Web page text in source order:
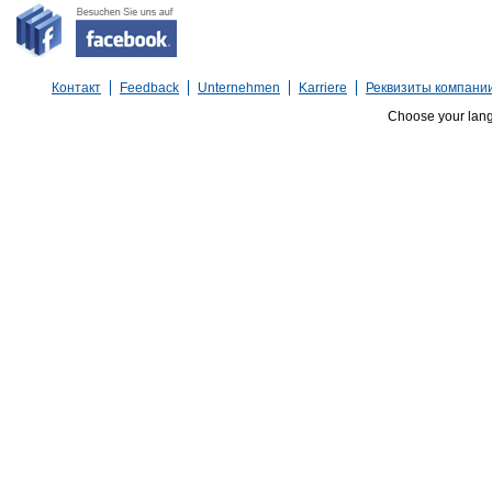
Контакт Feedback Unternehmen Karriere
Реквизиты
Choose your